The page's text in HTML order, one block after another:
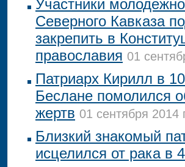
Участники
Северного Кавказа
закрепить в
православия 01
Патриарх Кирилл в
Беслане помолился
жертв 01 сентября 2014
Близкий знакомый
исцелился от рака в